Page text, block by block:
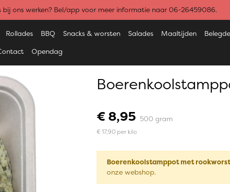
bij ons werken? Bel/app voor meer informatie naar 06-26459086.
Rollades BBQ Snacks & worsten Salades Maaltijden
Opendag
€ 8,95 500 gram
€ 17,90 per kilo
Boerenkoolstamppot met rookworst
onze webshop.